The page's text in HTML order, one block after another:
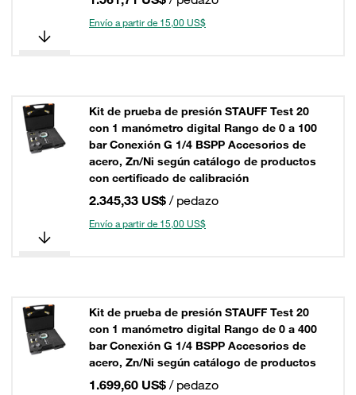
Envío a partir de 15,00 US$
Kit de prueba de presión STAUFF Test 20
con 1 manómetro digital Rango de 0 a 100
bar Conexión G 1/4 BSPP Accesorios de
acero, Zn/Ni según catálogo de productos
con certificado de calibración
2.345,33 US$ / pedazo
Envío a partir de 15,00 US$
Kit de prueba de presión STAUFF Test 20
con 1 manómetro digital Rango de 0 a 400
bar Conexión G 1/4 BSPP Accesorios de
acero, Zn/Ni según catálogo de productos
1.699,60 US$ / pedazo